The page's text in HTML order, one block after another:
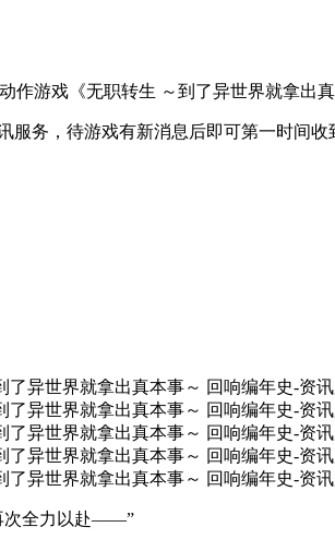
动作游戏《无职转生 ～到了异世界就拿出
服务，待游戏有新消息后即可第一时间收
次全力以赴——”